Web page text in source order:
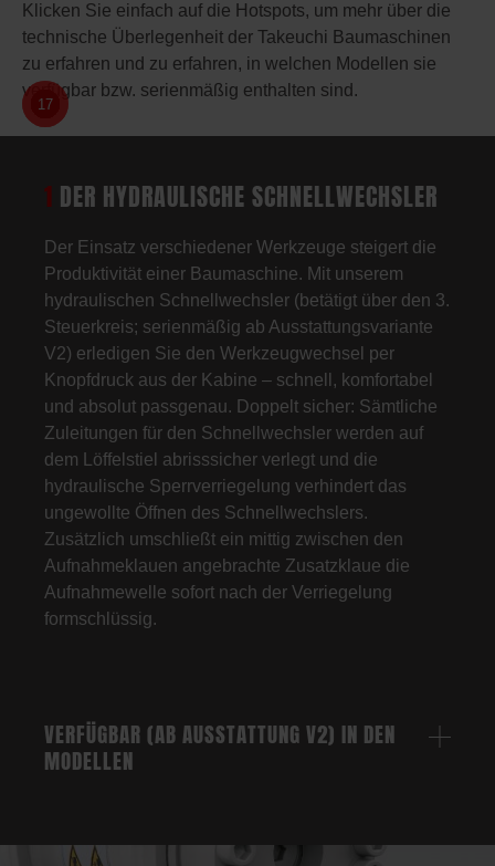
Klicken Sie einfach auf die Hotspots, um mehr über die
technische Überlegenheit der Takeuchi Baumaschinen
zu erfahren und zu erfahren, in welchen Modellen sie
verfügbar bzw. serienmäßig enthalten sind.
1
2
3
4
5
6
7
8
9
10
11
12
13
14
15
16
17
1 DER HYDRAULISCHE SCHNELLWECHSLER
Der Einsatz verschiedener Werkzeuge steigert die
Produktivität einer Baumaschine. Mit unserem
hydraulischen Schnellwechsler (betätigt über den 3.
Steuerkreis; serienmäßig ab Ausstattungsvariante
V2) erledigen Sie den Werkzeugwechsel per
Knopfdruck aus der Kabine – schnell, komfortabel
und absolut passgenau. Doppelt sicher: Sämtliche
Zuleitungen für den Schnellwechsler werden auf
dem Löffelstiel abrisssicher verlegt und die
hydraulische Sperrverriegelung verhindert das
ungewollte Öffnen des Schnellwechslers.
Zusätzlich umschließt ein mittig zwischen den
Aufnahmeklauen angebrachte Zusatzklaue die
Aufnahmewelle sofort nach der Verriegelung
formschlüssig.
VERFÜGBAR (AB AUSSTATTUNG V2) IN DEN
MODELLEN